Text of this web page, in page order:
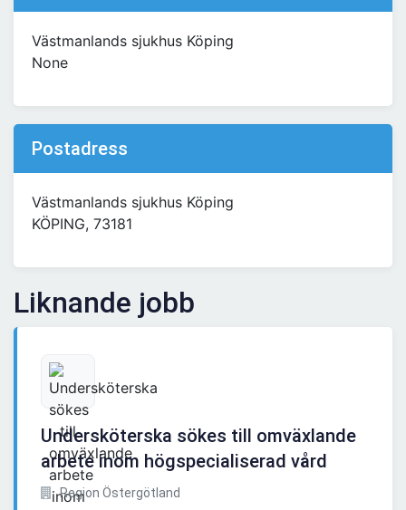
Västmanlands sjukhus Köping
None
Postadress
Västmanlands sjukhus Köping
KÖPING, 73181
Liknande jobb
Undersköterska sökes till omväxlande
arbete inom högspecialiserad vård
Region Östergötland